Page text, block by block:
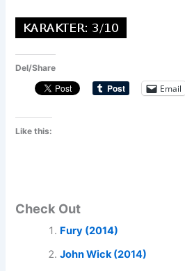
Del/Share
Email
Like this:
Check Out
Fury (2014)
John Wick (2014)